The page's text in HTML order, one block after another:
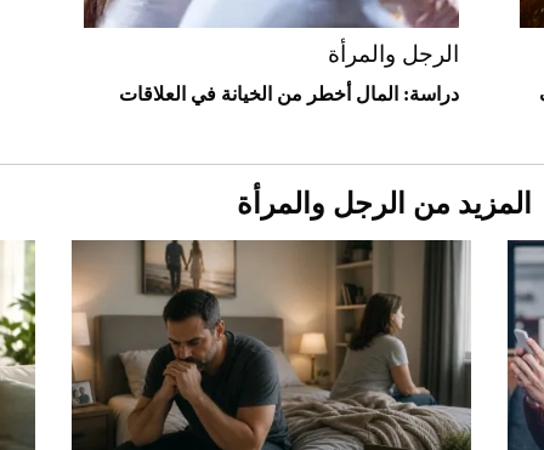
أغلى 10 عطور في العالم للرجال تمنحك فخامة
استثنائية
Aston Martin Valiant: على هوى الأبطال
الرجل والمرأة
دراسة: المال أخطر من الخيانة في العلاقات
المزيد من الرجل والمرأة